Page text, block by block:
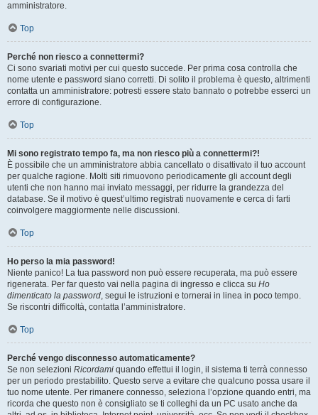
amministratore.
Top
Perché non riesco a connettermi?
Ci sono svariati motivi per cui questo succede. Per prima cosa controlla che
nome utente e password siano corretti. Di solito il problema è questo, altrimenti
contatta un amministratore: potresti essere stato bannato o potrebbe esserci un
errore di configurazione.
Top
Mi sono registrato tempo fa, ma non riesco più a connettermi?!
È possibile che un amministratore abbia cancellato o disattivato il tuo account
per qualche ragione. Molti siti rimuovono periodicamente gli account degli
utenti che non hanno mai inviato messaggi, per ridurre la grandezza del
database. Se il motivo è quest’ultimo registrati nuovamente e cerca di farti
coinvolgere maggiormente nelle discussioni.
Top
Ho perso la mia password!
Niente panico! La tua password non può essere recuperata, ma può essere
rigenerata. Per far questo vai nella pagina di ingresso e clicca su Ho
dimenticato la password, segui le istruzioni e tornerai in linea in poco tempo.
Se riscontri difficoltà, contatta l’amministratore.
Top
Perché vengo disconnesso automaticamente?
Se non selezioni Ricordami quando effettui il login, il sistema ti terrà connesso
per un periodo prestabilito. Questo serve a evitare che qualcuno possa usare il
tuo nome utente. Per rimanere connesso, seleziona l’opzione quando entri, ma
ricorda che questo non è consigliato se ti colleghi da un PC usato anche da